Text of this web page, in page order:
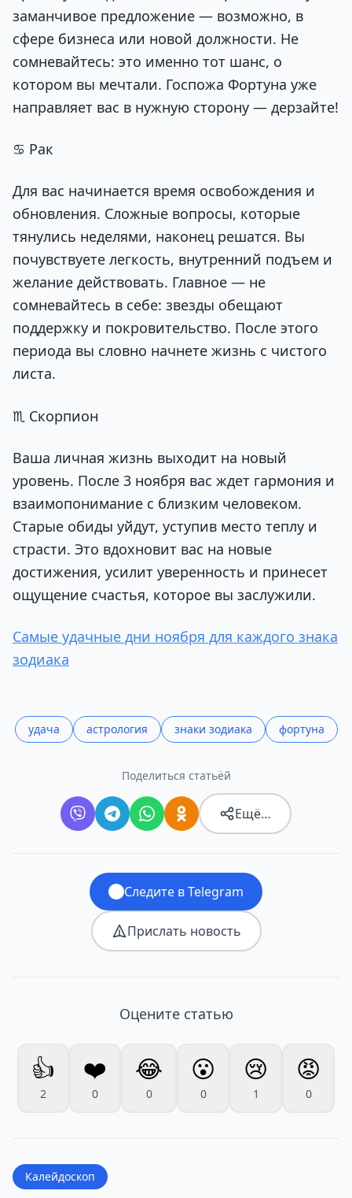
заманчивое предложение — возможно, в
сфере бизнеса или новой должности. Не
сомневайтесь: это именно тот шанс, о
котором вы мечтали. Госпожа Фортуна уже
направляет вас в нужную сторону — дерзайте!
♋ Рак
Для вас начинается время освобождения и
обновления. Сложные вопросы, которые
тянулись неделями, наконец решатся. Вы
почувствуете легкость, внутренний подъем и
желание действовать. Главное — не
сомневайтесь в себе: звезды обещают
поддержку и покровительство. После этого
периода вы словно начнете жизнь с чистого
листа.
♏ Скорпион
Ваша личная жизнь выходит на новый
уровень. После 3 ноября вас ждет гармония и
взаимопонимание с близким человеком.
Старые обиды уйдут, уступив место теплу и
страсти. Это вдохновит вас на новые
достижения, усилит уверенность и принесет
ощущение счастья, которое вы заслужили.
Самые удачные дни ноября для каждого знака
зодиака
удача астрология знаки зодиака фортуна
Поделиться статьёй
Ещё…
Следите в Telegram
Прислать новость
Оцените статью
👍
2
❤️
0
😂
0
😮
0
😢
1
😡
0
Калейдоскоп